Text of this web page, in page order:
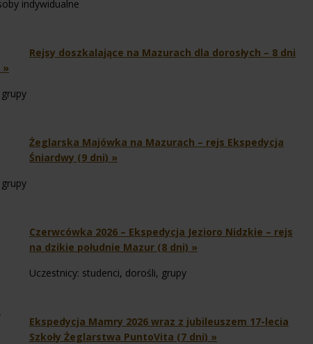
indywidualne
Rejsy doszkalające na Mazurach dla dorosłych – 8 dni
»
Żeglarska Majówka na Mazurach – rejs Ekspedycja
Śniardwy (9 dni) »
Czerwcówka 2026 – Ekspedycja Jezioro Nidzkie – rejs
na dzikie południe Mazur (8 dni) »
Uczestnicy: studenci, dorośli, grupy
Ekspedycja Mamry 2026 wraz z jubileuszem 17-lecia
Szkoły Żeglarstwa PuntoVita (7 dni) »